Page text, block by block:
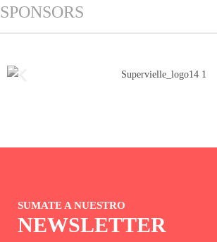
SPONSORS
SUMATE A NUESTRO
NEWSLETTER